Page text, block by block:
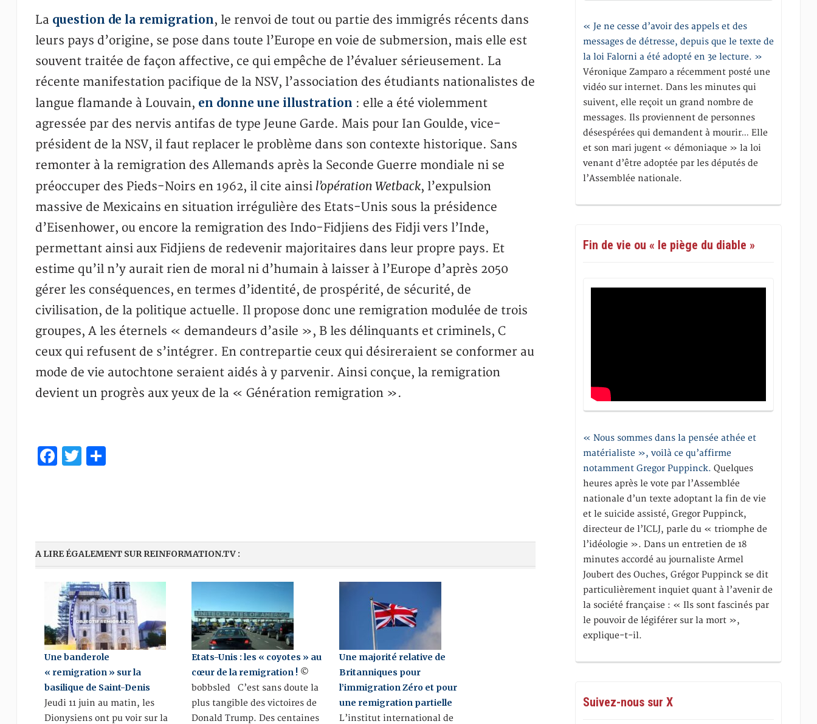
La question de la remigration, le renvoi de tout ou partie des immigrés récents dans
leurs pays d’origine, se pose dans toute l’Europe en voie de submersion, mais elle est
souvent traitée de façon affective, ce qui empêche de l’évaluer sérieusement. La
récente manifestation pacifique de la NSV, l’association des étudiants nationalistes de
langue flamande à Louvain, en donne une illustration : elle a été violemment
agressée par des nervis antifas de type Jeune Garde. Mais pour Ian Goulde, vice-
président de la NSV, il faut replacer le problème dans son contexte historique. Sans
remonter à la remigration des Allemands après la Seconde Guerre mondiale ni se
préoccuper des Pieds-Noirs en 1962, il cite ainsi l’opération Wetback, l’expulsion
massive de Mexicains en situation irrégulière des Etats-Unis sous la présidence
d’Eisenhower, ou encore la remigration des Indo-Fidjiens des Fidji vers l’Inde,
permettant ainsi aux Fidjiens de redevenir majoritaires dans leur propre pays. Et
estime qu’il n’y aurait rien de moral ni d’humain à laisser à l’Europe d’après 2050
gérer les conséquences, en termes d’identité, de prospérité, de sécurité, de
civilisation, de la politique actuelle. Il propose donc une remigration modulée de trois
groupes, A les éternels « demandeurs d’asile », B les délinquants et criminels, C
ceux qui refusent de s’intégrer. En contrepartie ceux qui désireraient se conformer au
mode de vie autochtone seraient aidés à y parvenir. Ainsi conçue, la remigration
devient un progrès aux yeux de la « Génération remigration ».
Facebook
Twitter
Partager
A LIRE ÉGALEMENT SUR REINFORMATION.TV :
Une banderole
« remigration » sur la
basilique de Saint-Denis
Jeudi 11 juin au matin, les
Dionysiens ont pu voir sur la
Etats-Unis : les « coyotes » au
cœur de la remigration ! ©
bobbsled C’est sans doute la
plus tangible des victoires de
Donald Trump. Des centaines
Une majorité relative de
Britanniques pour
l’immigration Zéro et pour
une remigration partielle
L’institut international de
« Je ne cesse d’avoir des appels et des
messages de détresse, depuis que le texte de
la loi Falorni a été adopté en 3e lecture. »
Véronique Zamparo a récemment posté une
vidéo sur internet. Dans les minutes qui
suivent, elle reçoit un grand nombre de
messages. Ils proviennent de personnes
désespérées qui demandent à mourir… Elle
et son mari jugent « démoniaque » la loi
venant d’être adoptée par les députés de
l’Assemblée nationale.
Fin de vie ou « le piège du diable »
« Nous sommes dans la pensée athée et
matérialiste », voilà ce qu’affirme
notamment Gregor Puppinck. Quelques
heures après le vote par l’Assemblée
nationale d’un texte adoptant la fin de vie
et le suicide assisté, Gregor Puppinck,
directeur de l’ICLJ, parle du « triomphe de
l’idéologie ». Dans un entretien de 18
minutes accordé au journaliste Armel
Joubert des Ouches, Grégor Puppinck se dit
particulièrement inquiet quant à l’avenir de
la société française : « Ils sont fascinés par
le pouvoir de légiférer sur la mort »,
explique-t-il.
Suivez-nous sur X